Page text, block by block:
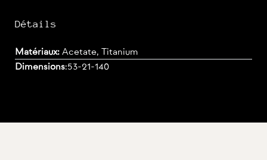
Détails
Matériaux: Acetate, Titanium
Dimensions:53-21-140